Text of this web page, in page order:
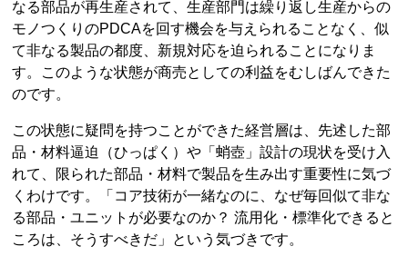
なる部品が再生産されて、生産部門は繰り返し生産からの
モノつくりのPDCAを回す機会を与えられることなく、似
て非なる製品の都度、新規対応を迫られることになりま
す。このような状態が商売としての利益をむしばんできた
のです。
この状態に疑問を持つことができた経営層は、先述した部
品・材料逼迫（ひっぱく）や「蛸壺」設計の現状を受け入
れて、限られた部品・材料で製品を生み出す重要性に気づ
くわけです。「コア技術が一緒なのに、なぜ毎回似て非な
る部品・ユニットが必要なのか？ 流用化・標準化できると
ころは、そうすべきだ」という気づきです。